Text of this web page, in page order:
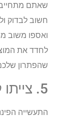
שאתם
חשוב לבדוק
ואספו משוב
לחדד את
שהפתרון
התעשייה